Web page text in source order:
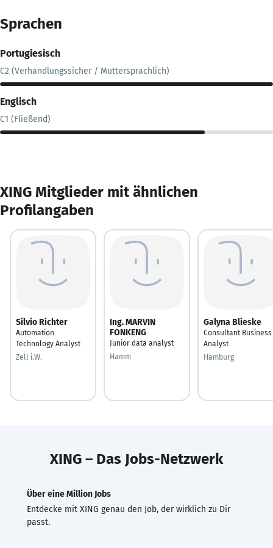
Sprachen
Portugiesisch
C2 (Verhandlungssicher / Muttersprachlich)
Englisch
C1 (Fließend)
XING Mitglieder mit ähnlichen
Profilangaben
Silvio Richter
Automation
Technology Analyst
Zell i.W.
Ing. MARVIN
FONKENG
Junior data analyst
Hamm
Galyna Blieske
Consultant Business
Analyst
Hamburg
XING – Das Jobs-Netzwerk
Über eine Million Jobs
Entdecke mit XING genau den Job, der wirklich zu Dir
passt.